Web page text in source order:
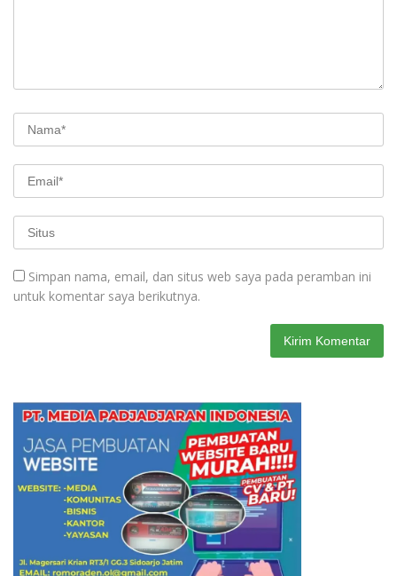
Simpan nama, email, dan situs web saya pada peramban ini
untuk komentar saya berikutnya.